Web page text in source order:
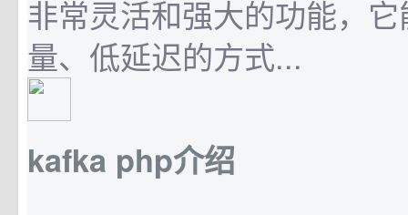
非常灵活和强大的功能，
量、低延迟的方式...
kafka php介绍